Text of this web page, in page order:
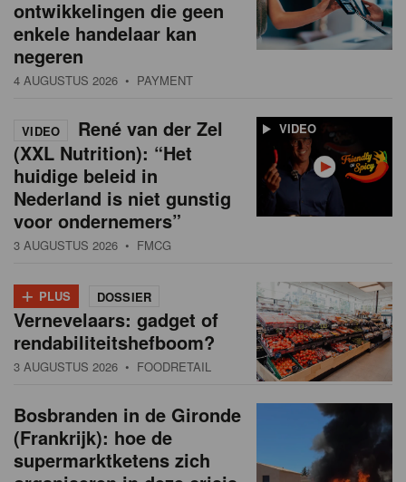
ontwikkelingen die geen
enkele handelaar kan
negeren
4 AUGUSTUS 2026 • PAYMENT
VIDEO
VIDEO
René van der Zel
(XXL Nutrition): “Het
huidige beleid in
Nederland is niet gunstig
voor ondernemers”
3 AUGUSTUS 2026 • FMCG
+ PLUS DOSSIER
Vernevelaars: gadget of
rendabiliteitshefboom?
3 AUGUSTUS 2026 • FOODRETAIL
Bosbranden in de Gironde
(Frankrijk): hoe de
supermarktketens zich